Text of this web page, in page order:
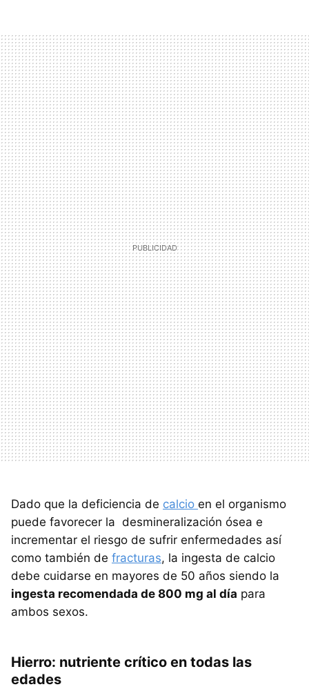
Dado que la deficiencia de calcio en el organismo
puede favorecer la desmineralización ósea e
incrementar el riesgo de sufrir enfermedades así
como también de fracturas, la ingesta de calcio
debe cuidarse en mayores de 50 años siendo la
ingesta recomendada de 800 mg al día para
ambos sexos.
Hierro: nutriente crítico en todas las
edades